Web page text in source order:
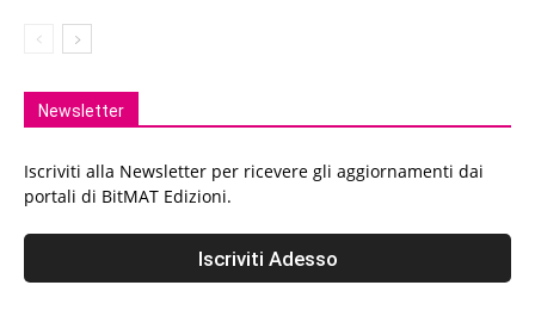
Newsletter
Iscriviti alla Newsletter per ricevere gli aggiornamenti dai
portali di BitMAT Edizioni.